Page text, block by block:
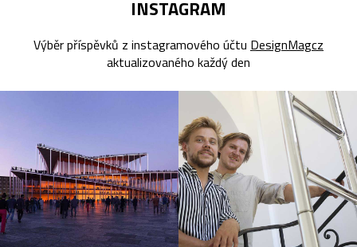
INSTAGRAM
Výběr příspěvků z instagramového účtu DesignMagcz
aktualizovaného každý den